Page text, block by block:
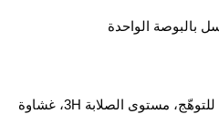
مقاومة للتوهّج، مستوى الصلابة 3H، غشاوة